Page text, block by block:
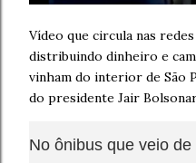
Vídeo que circula nas
distribuindo dinheiro e
vinham do interior de São
do presidente Jair
No ônibus que veio